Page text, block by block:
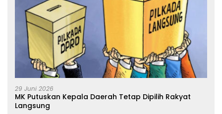
29 Juni 2026
MK Putuskan Kepala Daerah Tetap Dipilih Rakyat
Langsung